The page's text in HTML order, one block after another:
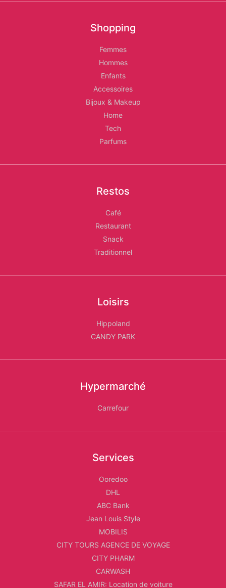
Shopping
Femmes
Hommes
Enfants
Accessoires
Bijoux & Makeup
Home
Tech
Parfums
Restos
Café
Restaurant
Snack
Traditionnel
Loisirs
Hippoland
CANDY PARK
Hypermarché
Carrefour
Services
Ooredoo
DHL
ABC Bank
Jean Louis Style
MOBILIS
CITY TOURS AGENCE DE VOYAGE
CITY PHARM
CARWASH
SAFAR EL AMIR: Location de voiture